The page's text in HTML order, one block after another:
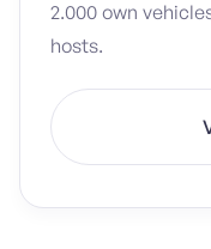
2.000 own
hosts.